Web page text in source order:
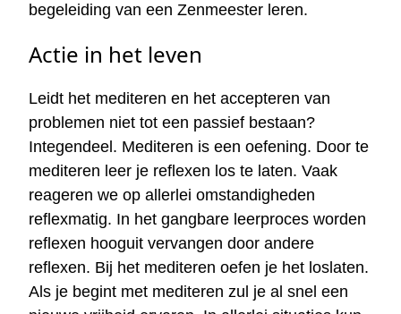
begeleiding van een Zenmeester leren.
Actie in het leven
Leidt het mediteren en het accepteren van
problemen niet tot een passief bestaan?
Integendeel. Mediteren is een oefening. Door te
mediteren leer je reflexen los te laten. Vaak
reageren we op allerlei omstandigheden
reflexmatig. In het gangbare leerproces worden
reflexen hooguit vervangen door andere
reflexen. Bij het mediteren oefen je het loslaten.
Als je begint met mediteren zul je al snel een